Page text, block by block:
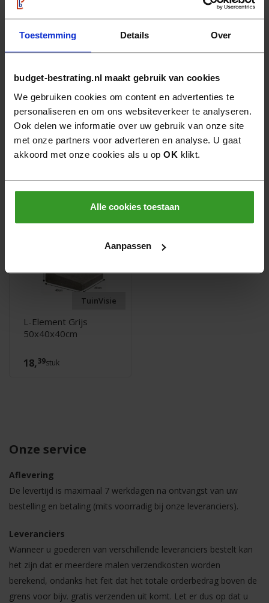
Toestemming Details Over
budget-bestrating.nl maakt gebruik van cookies
We gebruiken cookies om content en advertenties te
personaliseren en om ons websiteverkeer te analyseren.
Ook delen we informatie over uw gebruik van onze site
met onze partners voor adverteren en analyse. U gaat
akkoord met onze cookies als u op OK klikt.
Alle cookies toestaan
Aanpassen
Gratis verzending boven €950,- goederenwaarde
van één leverancier
6 dagen per week bereikbaar
Veilig online betalen
TuinVisie
L-Element Grijs
50x40x40cm
18,39stuk
Onze service
Aflevering
De levertijd is maximaal 7 werkdagen na ontvangst van uw
bestelling en betaling (mits voorradig bij onze leveranciers).
Leveranciers
Wanneer u goederen van verschillende leveranciers bestelt kan
het zijn dat er meerdere malen verzendkosten worden
berekend, ondanks het feit dat het totale orderbedrag boven de
grens voor bijv. gratis verzenden uit komt. Let er dus op dat u